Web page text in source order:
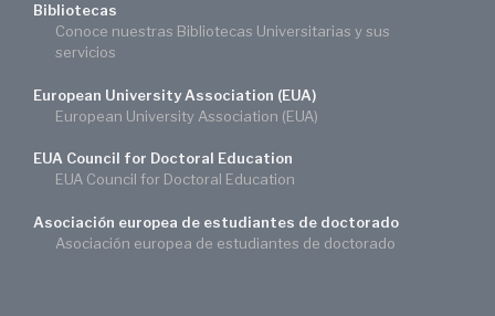
Bibliotecas
Conoce nuestras Bibliotecas Universitarias y sus
servicios
European University Association (EUA)
European University Association (EUA)
EUA Council for Doctoral Education
EUA Council for Doctoral Education
Asociación europea de estudiantes de doctorado
Asociación europea de estudiantes de doctorado